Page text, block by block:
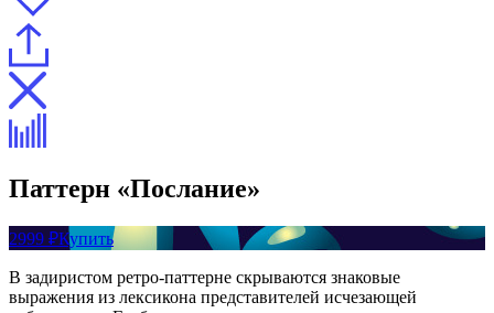
Паттерн «Послание»
2999 ₽Купить
В задиристом ретро-паттерне скрываются знаковые
выражения из лексикона представителей исчезающей